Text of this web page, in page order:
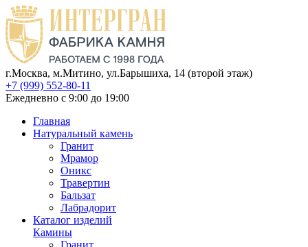
г.Москва, м.Митино, ул.Барышиха, 14 (второй этаж)
+7 (999) 552-80-11
Ежедневно с 9:00 до 19:00
Главная
Натуральный камень
Гранит
Мрамор
Оникс
Травертин
Бальзат
Лабрадорит
Каталог изделий
Камины
Гранит